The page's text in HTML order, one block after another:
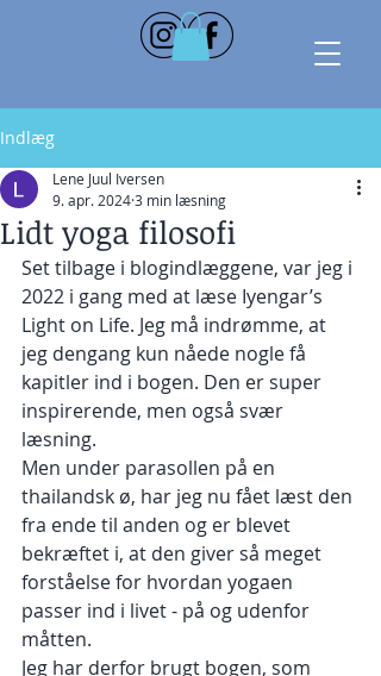
Indlæg
Lidt yoga filosofi
Lene Juul Iversen
9. apr. 20243 min læsning
Set tilbage i blogindlæggene, var jeg i
2022 i gang med at læse Iyengar’s
Light on Life. Jeg må indrømme, at
jeg dengang kun nåede nogle få
kapitler ind i bogen. Den er super
inspirerende, men også svær
læsning.
Men under parasollen på en
thailandsk ø, har jeg nu fået læst den
fra ende til anden og er blevet
bekræftet i, at den giver så meget
forståelse for hvordan yogaen
passer ind i livet - på og udenfor
måtten.
Jeg har derfor brugt bogen, som